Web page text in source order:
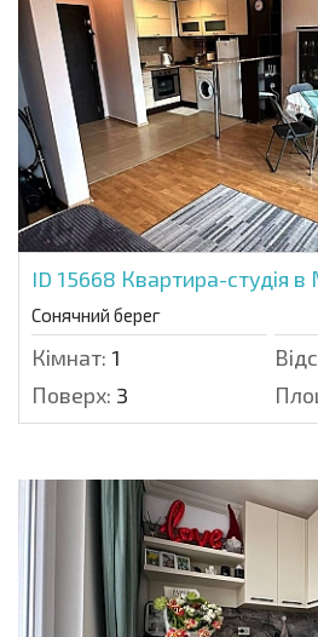
ID 15668 Квартира-студія в
Сонячний берег
Кімнат: 1
Поверх: 3